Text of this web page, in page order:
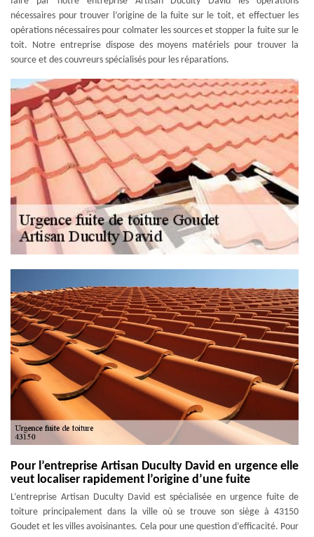
nécessaires pour trouver l’origine de la fuite sur le toit, et effectuer les
opérations nécessaires pour colmater les sources et stopper la fuite sur le
toit. Notre entreprise dispose des moyens matériels pour trouver la
source et des couvreurs spécialisés pour les réparations.
Pour l’entreprise Artisan Duculty David en urgence elle
veut localiser rapidement l’origine d’une fuite
L’entreprise Artisan Duculty David est spécialisée en urgence fuite de
toiture principalement dans la ville où se trouve son siège à 43150
Goudet et les villes avoisinantes. Cela pour une question d’efficacité. Pour